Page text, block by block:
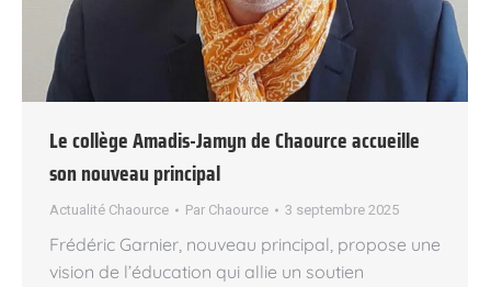
Le collège Amadis-Jamyn de Chaource accueille
son nouveau principal
Actualité Chaource Par Chaource 3 septembre 2025
Frédéric Garnier, nouveau principal, propose une
vision de l’éducation qui allie un soutien